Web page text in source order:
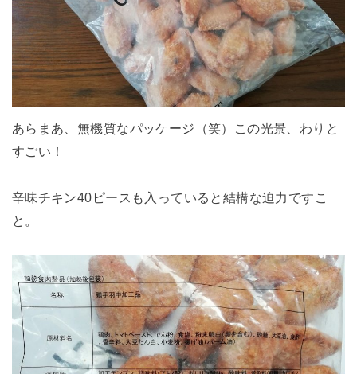
あらまあ、無機質なパッケージ（笑）この光景、わりと
すごい！
辛味チキン40ピースも入っていると結構な迫力ですこ
と。